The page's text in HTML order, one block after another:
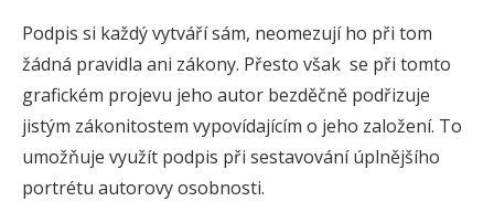
Podpis si každý vytváří sám, neomezují ho při tom
žádná pravidla ani zákony. Přesto však se při tomto
grafickém projevu jeho autor bezděčně podřizuje
jistým zákonitostem vypovídajícím o jeho založení. To
umožňuje využít podpis při sestavování úplnějšího
portrétu autorovy osobnosti.